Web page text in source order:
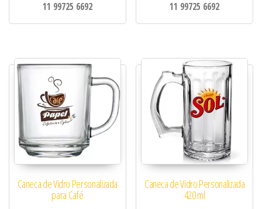
11 99725 6692
11 99725 6692
Caneca de Vidro Personalizada
para Café
Caneca de Vidro Personalizada
420 ml